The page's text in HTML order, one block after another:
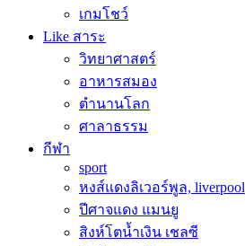
เกมโชว์
Like สาระ
วิทยาศาสตร์
อาหารสมอง
ตำนานโลก
ศาลาธรรม
กีฬา
sport
หงส์แดงลิเวอร์พูล, liverpool
ปีศาจแดง แมนยู
สิงห์โตน้ำเงิน เชลซี